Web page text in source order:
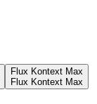
Flux Kontext Max
Flux Kontext Max